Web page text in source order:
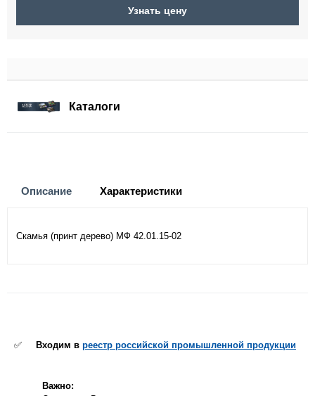
Узнать цену
Каталоги
Описание Характеристики
Скамья (принт дерево) МФ 42.01.15-02
✅ Входим в реестр российской промышленной продукции
Важно: